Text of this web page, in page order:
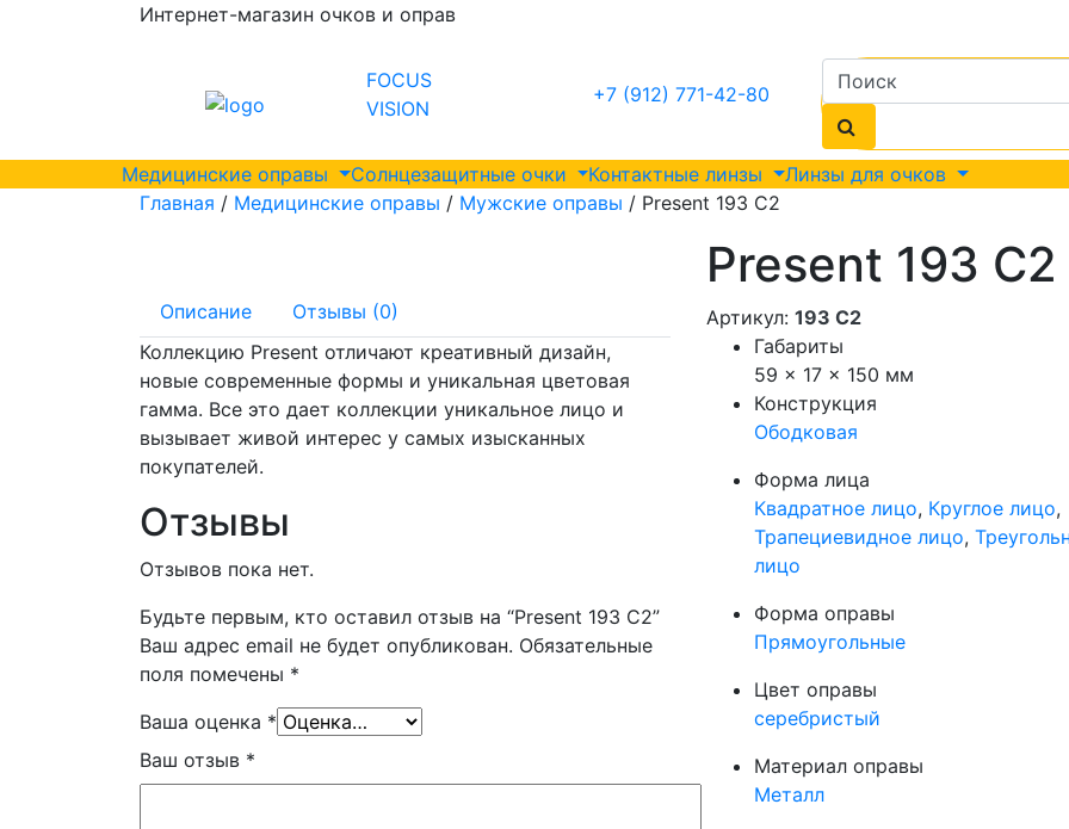
Интернет-магазин очков и оправ
FOCUS
VISION
+7 (912) 771-42-80
Медицинские оправы Солнцезащитные очки Контактные линзы
Линзы для очков
Главная / Медицинские оправы / Мужские оправы / Present 193 C2
Описание
Отзывы (0)
Коллекцию Present отличают креативный дизайн,
новые современные формы и уникальная цветовая
гамма. Все это дает коллекции уникальное лицо и
вызывает живой интерес у самых изысканных
покупателей.
Отзывы
Отзывов пока нет.
Будьте первым, кто оставил отзыв на “Present 193 C2”
Ваш адрес email не будет опубликован. Обязательные
поля помечены *
Ваша оценка *
Ваш отзыв *
Present 193 C2
Артикул: 193 C2
Габариты
59 × 17 × 150 мм
Конструкция
Ободковая
Форма лица
Квадратное лицо, Круглое лицо,
Трапециевидное лицо,
лицо
Форма оправы
Прямоугольные
Цвет оправы
серебристый
Материал оправы
Металл